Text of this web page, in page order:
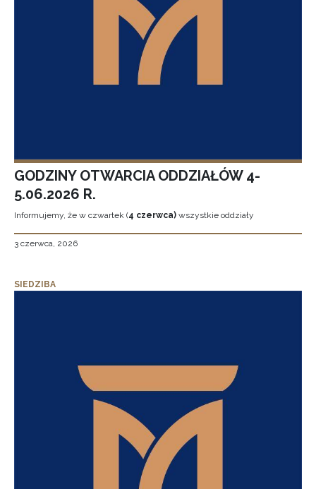
GODZINY OTWARCIA ODDZIAŁÓW 4-
5.06.2026 R.
Informujemy, że w czwartek (4 czerwca) wszystkie oddziały
3 czerwca, 2026
SIEDZIBA